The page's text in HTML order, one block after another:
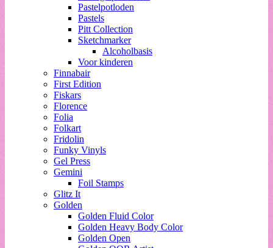
Pastelpotloden
Pastels
Pitt Collection
Sketchmarker
Alcoholbasis
Voor kinderen
Finnabair
First Edition
Fiskars
Florence
Folia
Folkart
Fridolin
Funky Vinyls
Gel Press
Gemini
Foil Stamps
Glitz It
Golden
Golden Fluid Color
Golden Heavy Body Color
Golden Open